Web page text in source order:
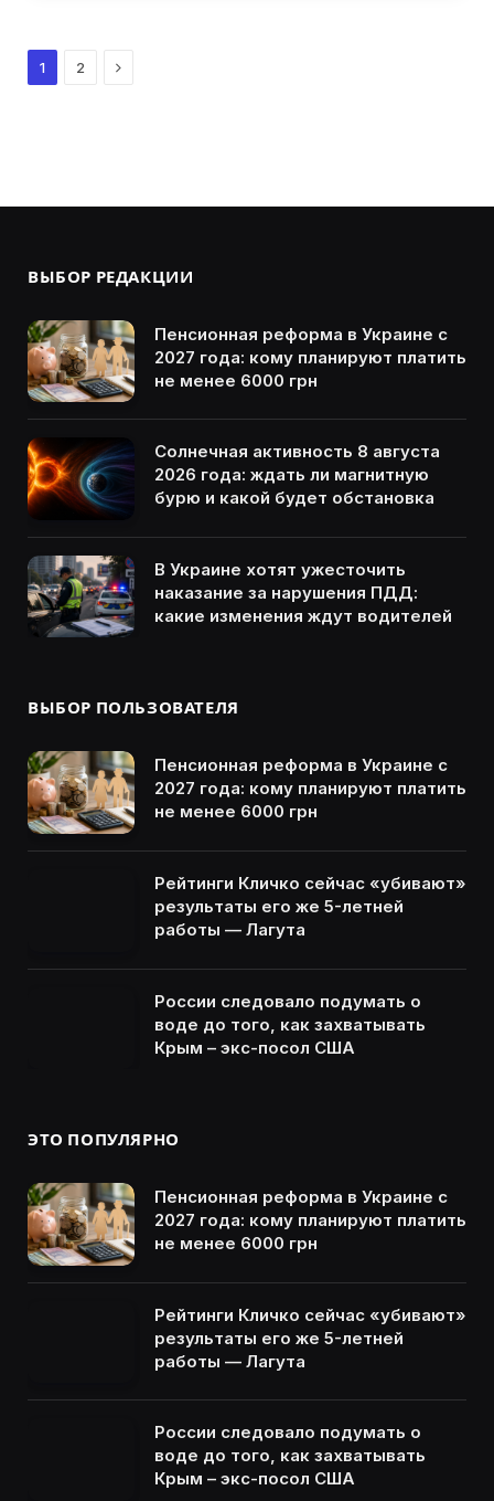
1 2 Next
ВЫБОР РЕДАКЦИИ
Пенсионная реформа в Украине с
2027 года: кому планируют платить
не менее 6000 грн
Солнечная активность 8 августа
2026 года: ждать ли магнитную
бурю и какой будет обстановка
В Украине хотят ужесточить
наказание за нарушения ПДД:
какие изменения ждут водителей
ВЫБОР ПОЛЬЗОВАТЕЛЯ
Пенсионная реформа в Украине с
2027 года: кому планируют платить
не менее 6000 грн
Рейтинги Кличко сейчас «убивают»
результаты его же 5-летней
работы — Лагута
России следовало подумать о
воде до того, как захватывать
Крым – экс-посол США
ЭТО ПОПУЛЯРНО
Пенсионная реформа в Украине с
2027 года: кому планируют платить
не менее 6000 грн
Рейтинги Кличко сейчас «убивают»
результаты его же 5-летней
работы — Лагута
России следовало подумать о
воде до того, как захватывать
Крым – экс-посол США